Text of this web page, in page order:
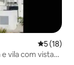
5 de uma
5 (18)
e vila com vista